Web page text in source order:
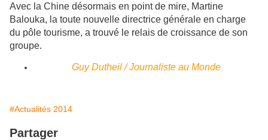
Avec la Chine désormais en point de mire, Martine
Balouka, la toute nouvelle directrice générale en charge
du pôle tourisme, a trouvé le relais de croissance de son
groupe.
Guy Dutheil / Journaliste au Monde
#Actualités 2014
Partager